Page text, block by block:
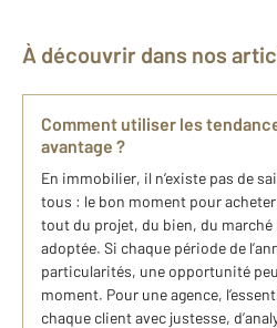
À découvrir dans nos
Comment utiliser les
avantage ?
En immobilier, il n’existe pas de
tous : le bon moment pour
tout du projet, du bien, du marché
adoptée. Si chaque période de
particularités, une opportunité
moment. Pour une agence,
chaque client avec justesse,